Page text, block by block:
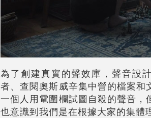
為了創建真實的聲效庫，聲音設
者、查閱奧斯威辛集中營的檔案
一個人用電圍欄試圖自殺的聲音，
也意識到我們是在根據大家的集體